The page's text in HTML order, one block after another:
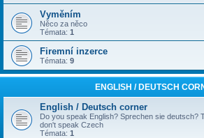
Vyměním
Něco za něco
Témata: 1
Firemní inzerce
Témata: 9
ENGLISH / DEUTSCH
English / Deutsch corner
Do you speak English? Sprechen sie deutsch?
don't speak Czech
Témata: 1